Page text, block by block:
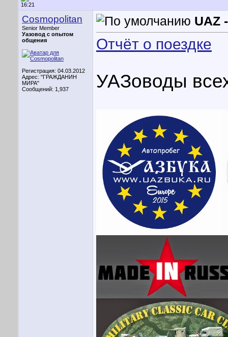
16:21
Cosmopolitan
Senior Member
Уазовод с опытом
общения
Регистрация: 04.03.2012
Адрес: "ГРАЖДАНИН
МИРА"
Сообщений: 1,937
UAZ
Отчёт о поездке
УАЗоводы